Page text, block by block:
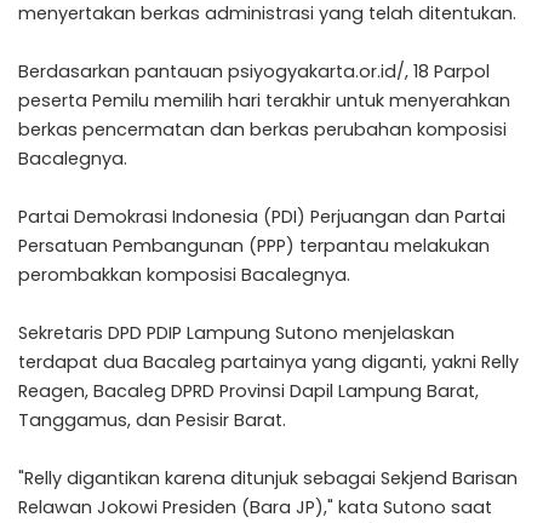
menyertakan berkas administrasi yang telah ditentukan.
Berdasarkan pantauan psiyogyakarta.or.id/, 18 Parpol
peserta Pemilu memilih hari terakhir untuk menyerahkan
berkas pencermatan dan berkas perubahan komposisi
Bacalegnya.
Partai Demokrasi Indonesia (PDI) Perjuangan dan Partai
Persatuan Pembangunan (PPP) terpantau melakukan
perombakkan komposisi Bacalegnya.
Sekretaris DPD PDIP Lampung Sutono menjelaskan
terdapat dua Bacaleg partainya yang diganti, yakni Relly
Reagen, Bacaleg DPRD Provinsi Dapil Lampung Barat,
Tanggamus, dan Pesisir Barat.
"Relly digantikan karena ditunjuk sebagai Sekjend Barisan
Relawan Jokowi Presiden (Bara JP)," kata Sutono saat